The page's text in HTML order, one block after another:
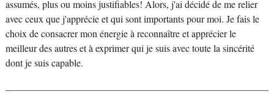
assumés, plus ou moins justifiables! Alors, j'ai décidé de me relier
avec ceux que j'apprécie et qui sont importants pour moi. Je fais le
choix de consacrer mon énergie à reconnaître et apprécier le
meilleur des autres et à exprimer qui je suis avec toute la sincérité
dont je suis capable.